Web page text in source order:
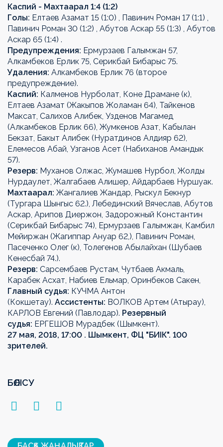
Каспий - Махтаарал 1:4 (1:2)
Голы: Елтаев Азамат 15 (1:0) , Павинич Роман 17 (1:1) ,
Павинич Роман 30 (1:2) , Абутов Аскар 55 (1:3) , Абутов
Аскар 65 (1:4) .
Предупреждения: Ермурзаев Галымжан 57,
Алкамбеков Ерлик 75, Серикбай Бибарыс 75.
Удаления: Алкамбеков Ерлик 76 (второе
предупреждение).
Каспий: Калменов Нурболат, Коне Драмане (к),
Елтаев Азамат (Жакыпов Жоламан 64), Тайкенов
Максат, Салихов Алибек, Узденов Магамед
(Алкамбеков Ерлик 66), Жумкенов Азат, Кабылан
Бекзат, Бакыт Алибек (Нуратдинов Алдияр 62),
Елемесов Абай, Узганов Асет (Набиханов Амандык
57).
Резерв: Муханов Олжас, Жумашев Нурбол, Жолды
Нурдаулет, Жалгабаев Алишер, Айдарбаев Нуршуак.
Махтаарал: Жангалиев Жандар, Рыскул Бекнур
(Тургара Шынгыс 62.), Лебединский Вячеслав, Абутов
Аскар, Арипов Диержон, Задорожный Константин
(Серикбай Бибарыс 74), Ермурзаев Галымжан, Камбил
Мейиржан (Жагиппар Ануар 62,), Павинич Роман,
Пасеченко Олег (к), Толегенов Абылайхан (Шубаев
Кенесбай 74.).
Резерв: Сарсембаев Рустам, Чутбаев Акмаль,
Карабек Асхат, Набиев Ельмар, Оринбеков Сакен,
Главный судья: КУЧМА Антон
(Кокшетау). Ассистенты: ВОЛКОВ Артем (Атырау),
КАРЛОВ Евгений (Павлодар). Резервный
судья: ЕРГЕШОВ Мурадбек (Шымкент).
27 мая, 2018, 17:00 . Шымкент, ФЦ "БИІК". 100
зрителей.
БӨЛІСУ